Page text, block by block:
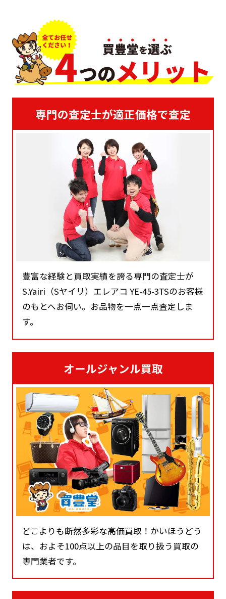
専門の査定士が適正価格で査定
豊富な経験と買取実績を誇る専門の査定士が
S.Yairi（Sヤイリ）エレアコ YE-45-3TSのお客様
のもとへお伺い。お品物を一点一点査定しま
す。
オールジャンル買取
どこよりも断然多彩な高価買取！かいほうどう
は、およそ100点以上の品目を取り扱う買取の
専門業者です。